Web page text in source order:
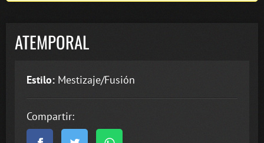
ATEMPORAL
Estilo: Mestizaje/Fusión
Compartir: